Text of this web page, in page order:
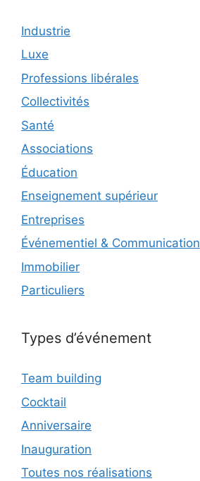
Industrie
Luxe
Professions libérales
Collectivités
Santé
Associations
Éducation
Enseignement supérieur
Entreprises
Événementiel & Communication
Immobilier
Particuliers
Types d’événement
Team building
Cocktail
Anniversaire
Inauguration
Toutes nos réalisations